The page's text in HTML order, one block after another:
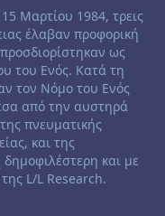
Μαρτίου 1984, τρεις
έλαβαν προφορική
ως
του Ενός. Κατά τη
τον Νόμο του Ενός
από την αυστηρά
πνευματικής
και της
και με
L/L Research.